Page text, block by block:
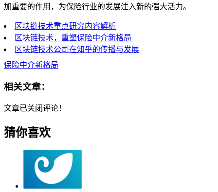
加重要的作用，为保险行业的发展注入新的强大活力。
区块链技术重点研究内容解析
区块链技术，重塑保险中介新格局
区块链技术公司在知乎的传播与发展
保险中介新格局
相关文章：
文章已关闭评论！
猜你喜欢